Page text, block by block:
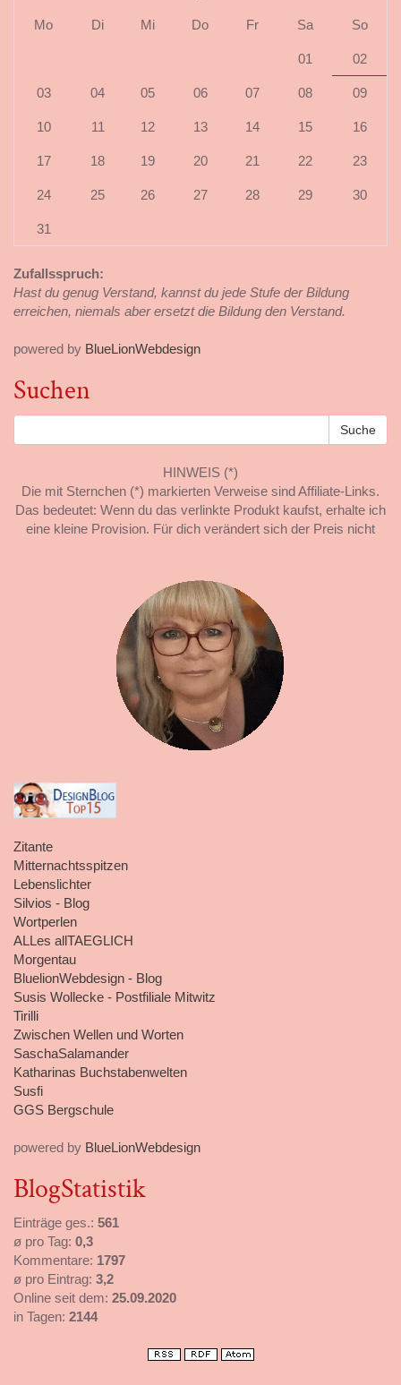
Mo Di Mi Do Fr Sa So
01 02
03 04 05 06 07 08 09
10 11 12 13 14 15 16
17 18 19 20 21 22 23
24 25 26 27 28 29 30
31
Zufallsspruch:
Hast du genug Verstand, kannst du jede Stufe der Bildung
erreichen, niemals aber ersetzt die Bildung den Verstand.
powered by BlueLionWebdesign
Suchen
HINWEIS (*)
Die mit Sternchen (*) markierten Verweise sind Affiliate-Links.
Das bedeutet: Wenn du das verlinkte Produkt kaufst, erhalte ich
eine kleine Provision. Für dich verändert sich der Preis nicht
Zitante
Mitternachtsspitzen
Lebenslichter
Silvios - Blog
Wortperlen
ALLes allTAEGLICH
Morgentau
BluelionWebdesign - Blog
Susis Wollecke - Postfiliale Mitwitz
Tirilli
Zwischen Wellen und Worten
SaschaSalamander
Katharinas Buchstabenwelten
Susfi
GGS Bergschule
powered by BlueLionWebdesign
BlogStatistik
Einträge ges.: 561
ø pro Tag: 0,3
Kommentare: 1797
ø pro Eintrag: 3,2
Online seit dem: 25.09.2020
in Tagen: 2144